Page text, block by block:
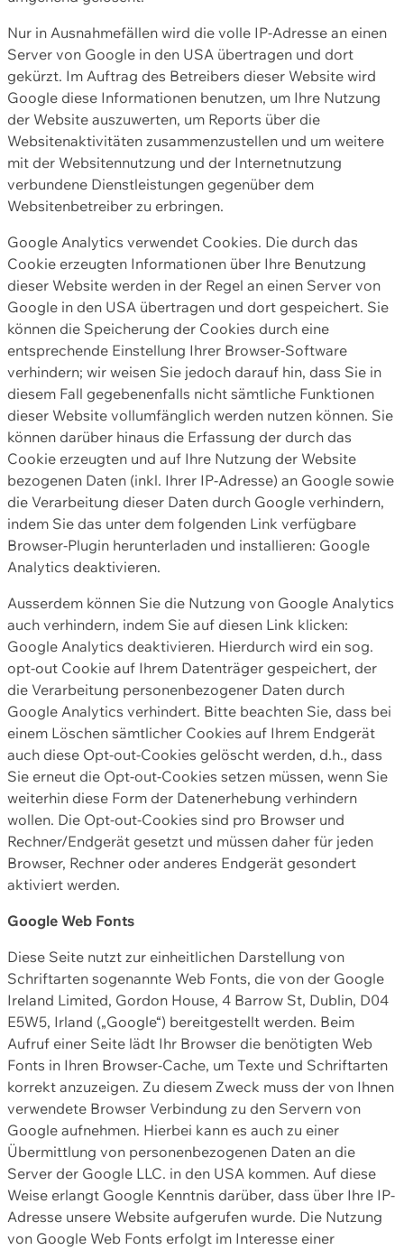
Nur in Ausnahmefällen wird die volle IP-Adresse an einen
Server von Google in den USA übertragen und dort
gekürzt. Im Auftrag des Betreibers dieser Website wird
Google diese Informationen benutzen, um Ihre Nutzung
der Website auszuwerten, um Reports über die
Websitenaktivitäten zusammenzustellen und um weitere
mit der Websitennutzung und der Internetnutzung
verbundene Dienstleistungen gegenüber dem
Websitenbetreiber zu erbringen.
Google Analytics verwendet Cookies. Die durch das
Cookie erzeugten Informationen über Ihre Benutzung
dieser Website werden in der Regel an einen Server von
Google in den USA übertragen und dort gespeichert. Sie
können die Speicherung der Cookies durch eine
entsprechende Einstellung Ihrer Browser-Software
verhindern; wir weisen Sie jedoch darauf hin, dass Sie in
diesem Fall gegebenenfalls nicht sämtliche Funktionen
dieser Website vollumfänglich werden nutzen können. Sie
können darüber hinaus die Erfassung der durch das
Cookie erzeugten und auf Ihre Nutzung der Website
bezogenen Daten (inkl. Ihrer IP-Adresse) an Google sowie
die Verarbeitung dieser Daten durch Google verhindern,
indem Sie das unter dem folgenden Link verfügbare
Browser-Plugin herunterladen und installieren: Google
Analytics deaktivieren.
Ausserdem können Sie die Nutzung von Google Analytics
auch verhindern, indem Sie auf diesen Link klicken:
Google Analytics deaktivieren. Hierdurch wird ein sog.
opt-out Cookie auf Ihrem Datenträger gespeichert, der
die Verarbeitung personenbezogener Daten durch
Google Analytics verhindert. Bitte beachten Sie, dass bei
einem Löschen sämtlicher Cookies auf Ihrem Endgerät
auch diese Opt-out-Cookies gelöscht werden, d.h., dass
Sie erneut die Opt-out-Cookies setzen müssen, wenn Sie
weiterhin diese Form der Datenerhebung verhindern
wollen. Die Opt-out-Cookies sind pro Browser und
Rechner/Endgerät gesetzt und müssen daher für jeden
Browser, Rechner oder anderes Endgerät gesondert
aktiviert werden.
Google Web Fonts
Diese Seite nutzt zur einheitlichen Darstellung von
Schriftarten sogenannte Web Fonts, die von der Google
Ireland Limited, Gordon House, 4 Barrow St, Dublin, D04
E5W5, Irland („Google“) bereitgestellt werden. Beim
Aufruf einer Seite lädt Ihr Browser die benötigten Web
Fonts in Ihren Browser-Cache, um Texte und Schriftarten
korrekt anzuzeigen. Zu diesem Zweck muss der von Ihnen
verwendete Browser Verbindung zu den Servern von
Google aufnehmen. Hierbei kann es auch zu einer
Übermittlung von personenbezogenen Daten an die
Server der Google LLC. in den USA kommen. Auf diese
Weise erlangt Google Kenntnis darüber, dass über Ihre IP-
Adresse unsere Website aufgerufen wurde. Die Nutzung
von Google Web Fonts erfolgt im Interesse einer